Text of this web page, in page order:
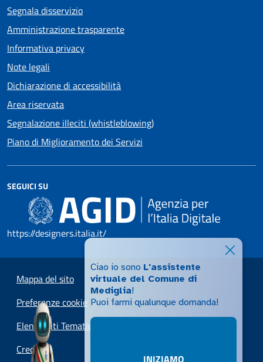
Segnala disservizio
Amministrazione trasparente
Informativa privacy
Note legali
Dichiarazione di accessibilità
Area riservata
Segnalazione illeciti (whistleblowing)
Piano di Miglioramento dei Servizi
SEGUICI SU
https://designers.italia.it/
Mappa del sito
Preferenze cookie
Elenco Siti Tematici
Credits
Ciao io sono L'assistente
virtuale del Comune di
Mediglia!
Puoi farmi qualunque domanda!